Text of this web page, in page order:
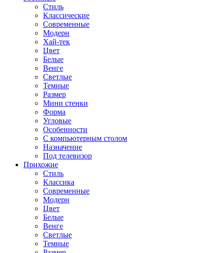
Стиль
Классические
Современные
Модерн
Хай-тек
Цвет
Белые
Венге
Светлые
Темные
Размер
Мини стенки
Форма
Угловые
Особенности
С компьютерным столом
Назначение
Под телевизор
Прихожие
Стиль
Классика
Современные
Модерн
Цвет
Белые
Венге
Светлые
Темные